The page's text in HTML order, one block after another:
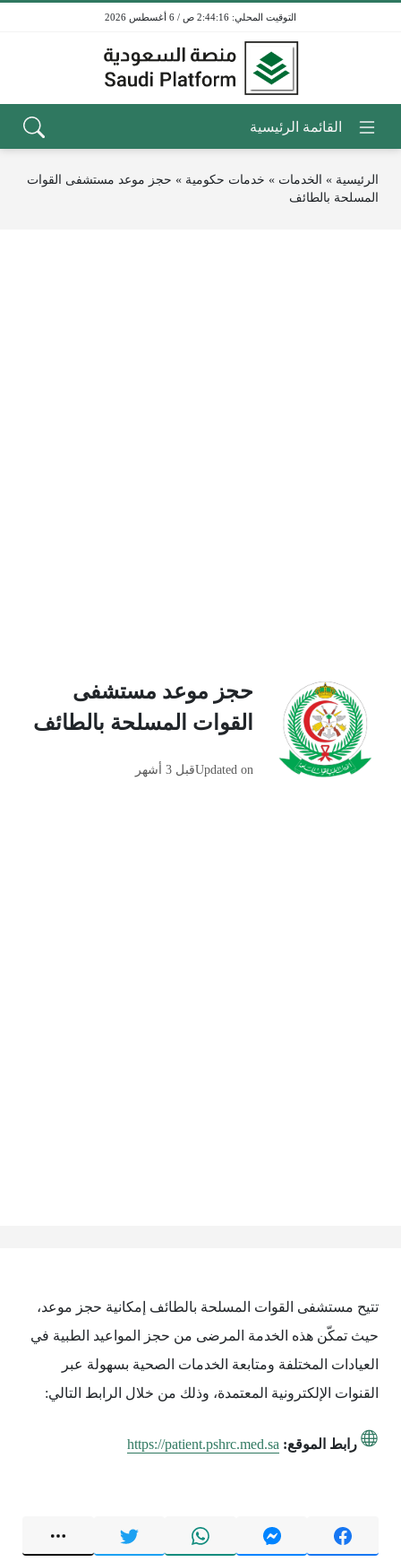
2:44:16 ص / 6 أغسطس 2026
الرئيسية » الخدمات » خدمات حكومية » حجز موعد مستشفى القوات
المسلحة بالطائف
حجز موعد مستشفى
القوات المسلحة بالطائف
Updated onقبل 3 أشهر
تتيح مستشفى القوات المسلحة بالطائف إمكانية حجز موعد،
حيث تمكّن هذه الخدمة المرضى من حجز المواعيد الطبية في
العيادات المختلفة ومتابعة الخدمات الصحية بسهولة عبر
القنوات الإلكترونية المعتمدة، وذلك من خلال الرابط التالي:
رابط الموقع: https://patient.pshrc.med.sa